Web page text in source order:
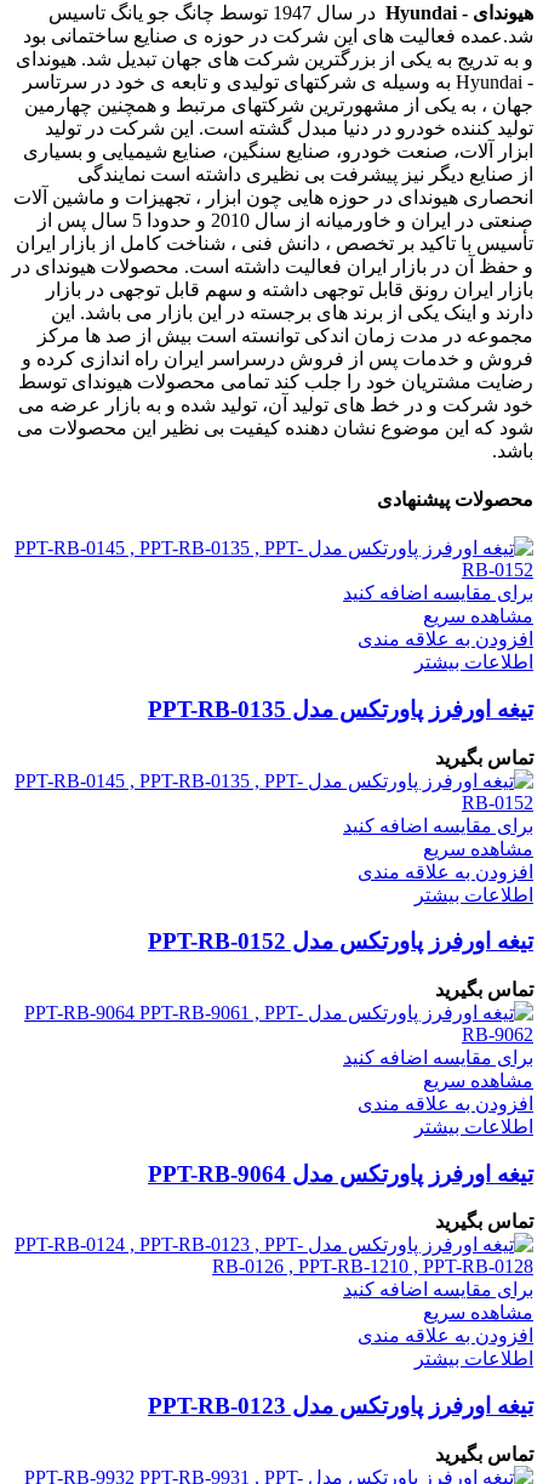
هیوندای - Hyundai
در سال 1947 توسط چانگ جو یانگ تاسیس
شد.عمده فعالیت های این شرکت در حوزه ی صنایع ساختمانی بود
و به تدریج به یکی از بزرگترین شرکت های جهان تبدیل شد. هیوندای
- Hyundai به وسیله ی شرکتهای تولیدی و تابعه ی خود در سرتاسر
جهان ، به یکی از مشهورترین شرکتهای مرتبط و همچنین چهارمین
تولید کننده خودرو در دنیا مبدل گشته است. این شرکت در تولید
ابزار آلات، صنعت خودرو، صنایع سنگین، صنایع شیمیایی و بسیاری
از صنایع دیگر نیز پیشرفت بی نظیری داشته است نمایندگی
انحصاری هیوندای در حوزه هایی چون ابزار ، تجهیزات و ماشین آلات
صنعتی در ایران و خاورمیانه از سال 2010 و حدودا 5 سال پس از
تأسیس با تاکید بر تخصص ، دانش فنی ، شناخت کامل از بازار ایران
و حفظ آن در بازار ایران فعالیت داشته است. محصولات هیوندای در
بازار ایران رونق قابل توجهی داشته و سهم قابل توجهی در بازار
دارند و اینک یکی از برند های برجسته در این بازار می باشد. این
مجموعه در مدت زمان اندکی توانسته است بیش از صد ها مرکز
فروش و خدمات پس از فروش درسراسر ایران راه اندازی کرده و
رضایت مشتریان خود را جلب کند تمامی محصولات هیوندای توسط
خود شرکت و در خط های تولید آن، تولید شده و به بازار عرضه می
شود که این موضوع نشان دهنده کیفیت بی نظیر این محصولات می
باشد.
محصولات پیشنهادی
برای مقایسه اضافه کنید
مشاهده سریع
افزودن به علاقه مندی
اطلاعات بیشتر
تیغه اورفرز پاورتکس مدل PPT-RB-0135
تماس بگیرید
برای مقایسه اضافه کنید
مشاهده سریع
افزودن به علاقه مندی
اطلاعات بیشتر
تیغه اورفرز پاورتکس مدل PPT-RB-0152
تماس بگیرید
برای مقایسه اضافه کنید
مشاهده سریع
افزودن به علاقه مندی
اطلاعات بیشتر
تیغه اورفرز پاورتکس مدل PPT-RB-9064
تماس بگیرید
برای مقایسه اضافه کنید
مشاهده سریع
افزودن به علاقه مندی
اطلاعات بیشتر
تیغه اورفرز پاورتکس مدل PPT-RB-0123
تماس بگیرید